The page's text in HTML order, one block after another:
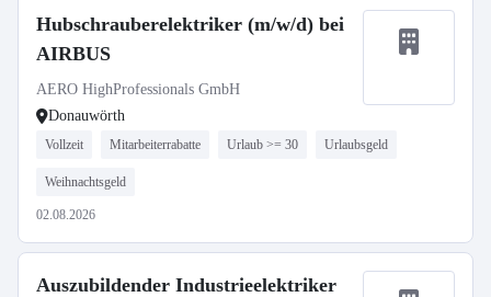
Hubschrauberelektriker (m/w/d) bei
AIRBUS
AERO HighProfessionals GmbH
Donauwörth
Vollzeit Mitarbeiterrabatte Urlaub >= 30 Urlaubsgeld
Weihnachtsgeld
02.08.2026
Auszubildender Industrieelektriker